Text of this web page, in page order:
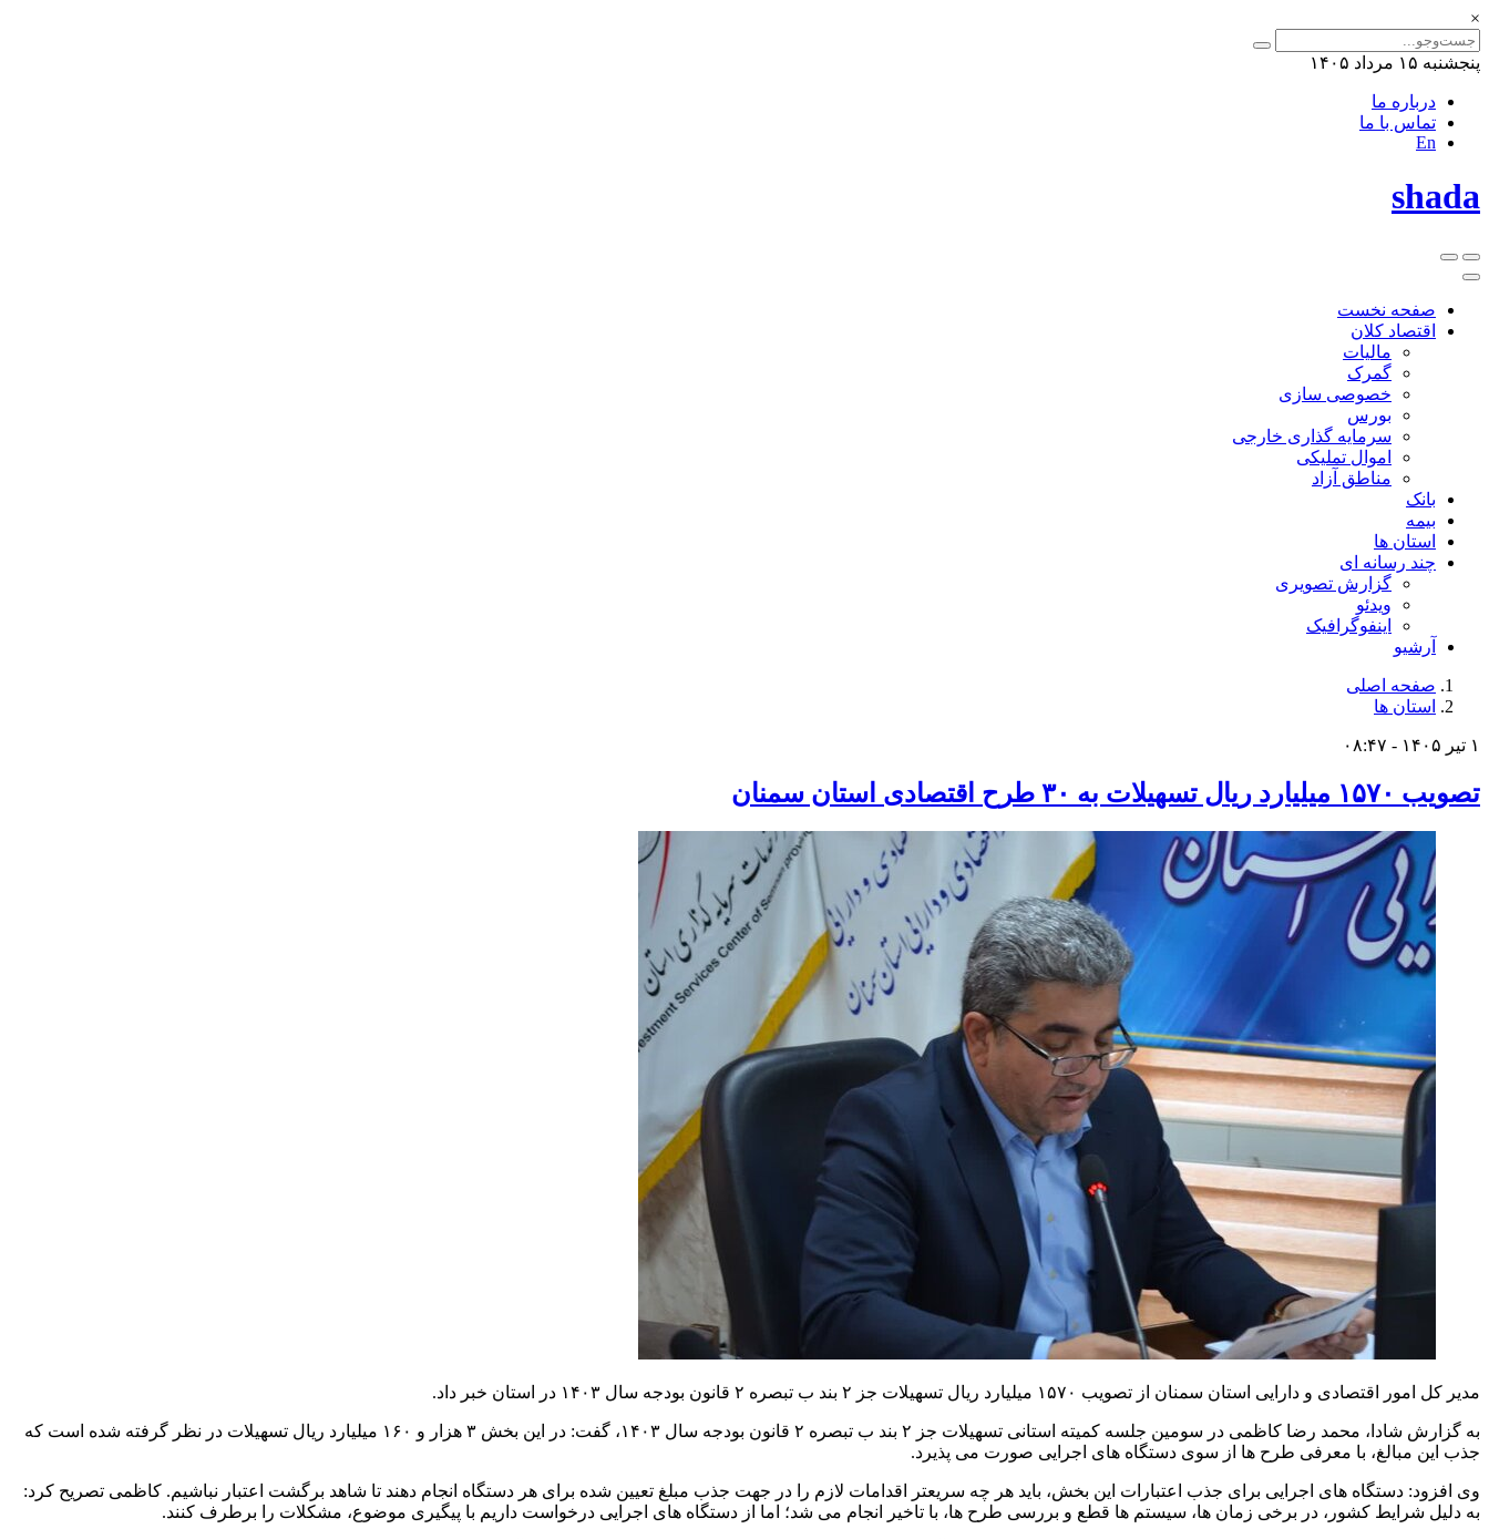
×
پنجشنبه ۱۵ مرداد ۱۴۰۵
درباره ما
تماس با ما
En
shada
صفحه نخست
اقتصاد کلان
مالیات
گمرک
خصوصی سازی
بورس
سرمایه گذاری خارجی
اموال تملیکی
مناطق آزاد
بانک
بیمه
استان ها
چند رسانه ای
گزارش تصویری
ویدئو
اینفوگرافیک
آرشیو
صفحه اصلی
استان ها
۱ تیر ۱۴۰۵ - ۰۸:۴۷
تصویب ۱۵۷۰ میلیارد ریال تسهیلات به ۳۰ طرح اقتصادی استان سمنان
مدیر کل امور اقتصادی و دارایی استان سمنان از تصویب ۱۵۷۰ میلیارد ریال تسهیلات جز ۲ بند ب تبصره ۲ قانون بودجه سال ۱۴۰۳ در استان خبر داد.
به گزارش شادا، محمد رضا کاظمی در سومین جلسه کمیته استانی تسهیلات جز ۲ بند ب تبصره ۲ قانون بودجه سال ۱۴۰۳، گفت: در این بخش ۳ هزار و ۱۶۰ میلیارد ریال تسهیلات در نظر گرفته شده است که
جذب این مبالغ، با معرفی طرح ها از سوی دستگاه های اجرایی صورت می پذیرد.
وی افزود: دستگاه های اجرایی برای جذب اعتبارات این بخش، باید هر چه سریعتر اقدامات لازم را در جهت جذب مبلغ تعیین شده برای هر دستگاه انجام دهند تا شاهد برگشت اعتبار نباشیم. کاظمی تصریح کرد:
به دلیل شرایط کشور، در برخی زمان ها، سیستم ها قطع و بررسی طرح ها، با تاخیر انجام می شد؛ اما از دستگاه های اجرایی درخواست داریم با پیگیری موضوع، مشکلات را برطرف کنند.